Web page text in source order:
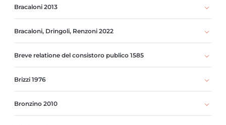
Bracaloni 2013
Bracaloni, Dringoli, Renzoni 2022
Breve relatione del consistoro publico 1585
Brizzi 1976
Bronzino 2010